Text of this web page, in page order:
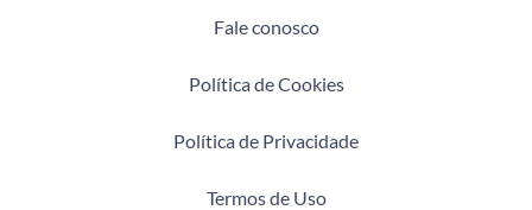
Fale conosco
Política de Cookies
Política de Privacidade
Termos de Uso